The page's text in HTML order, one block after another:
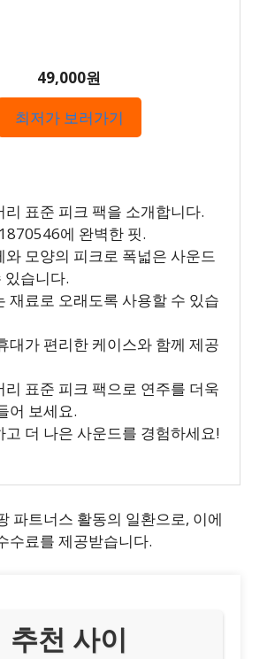
49,000원
최저가 보러가기
리 표준 피크 팩을 소개합니다.
에 완벽한 핏.
와 모양의 피크로 폭넓은 사운드
있습니다.
재료로 오래도록 사용할 수 있습
대가 편리한 케이스와 함께 제공
리 표준 피크 팩으로 연주를 더욱
어 보세요.
고 더 나은 사운드를 경험하세요!
파트너스 활동의 일환으로, 이에
수료를 제공받습니다.
추천 사이